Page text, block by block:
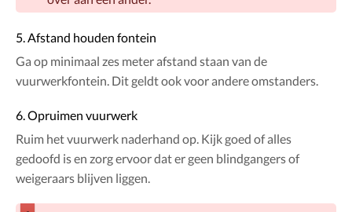
5. Afstand houden fontein
Ga op minimaal zes meter afstand staan van de
vuurwerkfontein. Dit geldt ook voor andere omstanders.
6. Opruimen vuurwerk
Ruim het vuurwerk naderhand op. Kijk goed of alles
gedoofd is en zorg ervoor dat er geen blindgangers of
weigeraars blijven liggen.